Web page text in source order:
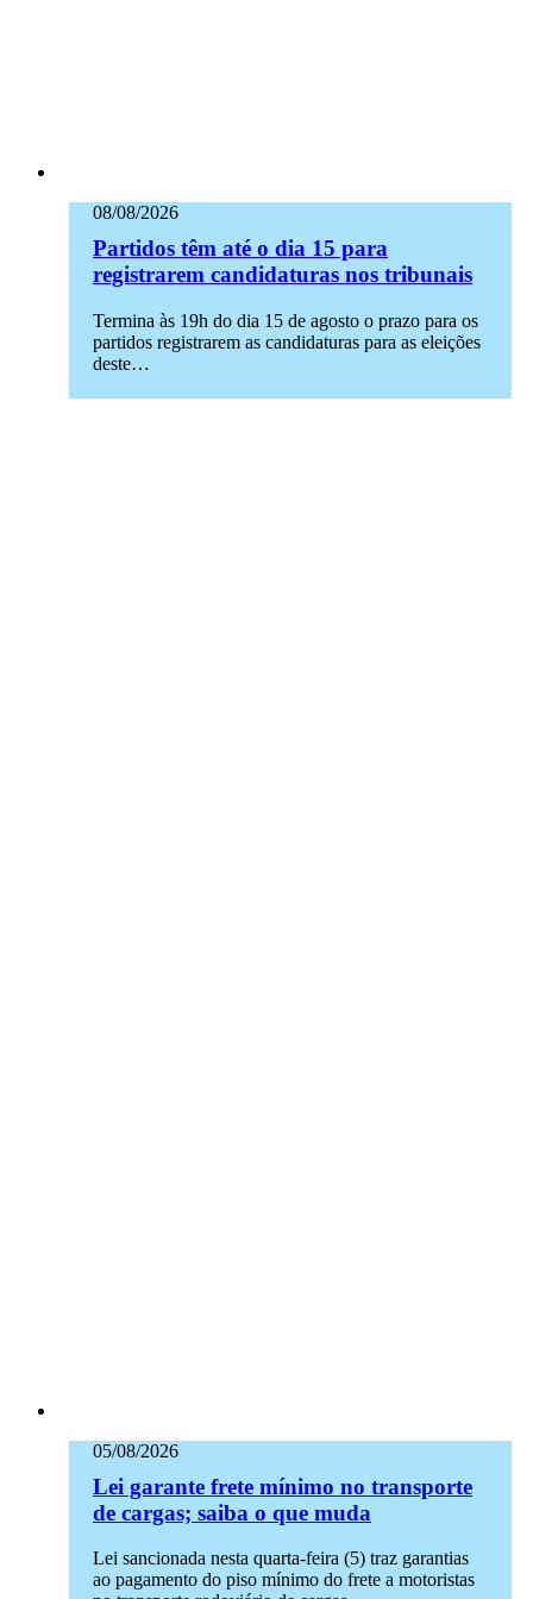
08/08/2026
Partidos têm até o dia 15 para
registrarem candidaturas nos tribunais
Termina às 19h do dia 15 de agosto o prazo para os
partidos registrarem as candidaturas para as eleições
deste…
05/08/2026
Lei garante frete mínimo no transporte
de cargas; saiba o que muda
Lei sancionada nesta quarta-feira (5) traz garantias
ao pagamento do piso mínimo do frete a motoristas